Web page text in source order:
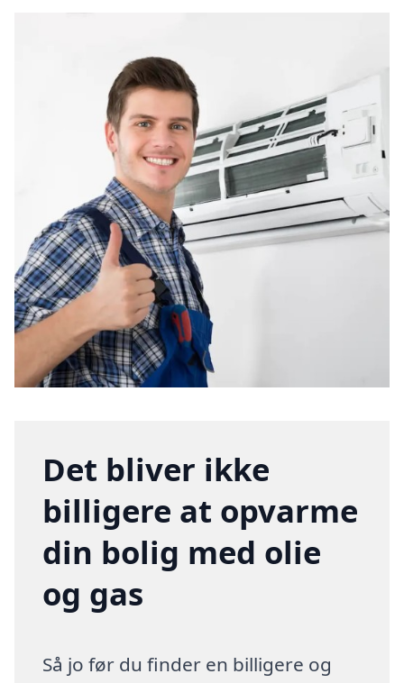
Det bliver ikke
billigere at opvarme
din bolig med olie
og gas
Så jo før du finder en billigere og